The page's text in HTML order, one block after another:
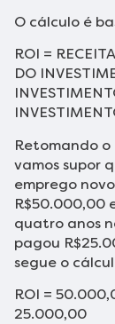
O cálculo é
ROI =
DO
Retomando
vamos supor
emprego
R$50.000,00
quatro anos
pagou
segue o
ROI =
25.000,00